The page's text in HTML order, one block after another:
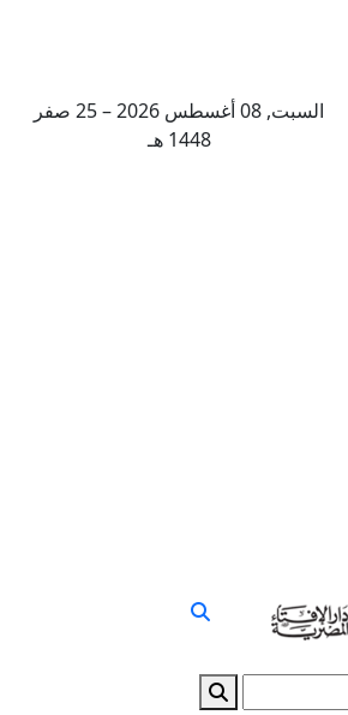
السبت, 08 أغسطس 2026 – 25 صفر
1448 هـ